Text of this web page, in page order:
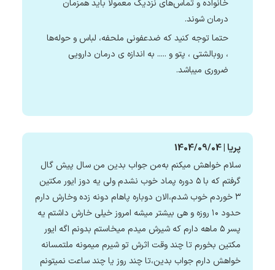
خانواده و تماس‌های نزدیک معمولاً باید همزمان
درمان شوند.
حتما توجه کنید که ضدعفونی ملحفه، لباس و حوله‌ها
، روبالشتی ، پتو و ..... به اندازه ی درمان دارویی
ضروری میباشد.
پریا | 1404/09/04
سلام خواهش میکنم به‌من جواب بدین من سال پیش گال
گرفتم که با ۵ دوره پماد خوب نشدم ولی یه دوز ایور مکتین
۳ خوردم خوب شدم،الان دوباره پاهام دونه زده وخارش دارم
حدود ۱۰ روزه و هی بیشتر میشه امروز خیلی خارش داشتم یه
پسر ۵ ماهه دارم که شیرش میدم میخاستم بدونم اگه ایور
مکتین بخورم تا چند وقت اثرش تو شیرم میمونه ملتمسانه
خواهش دارم جواب بدین،تا چند روز یا چند ساعت نمیتونم